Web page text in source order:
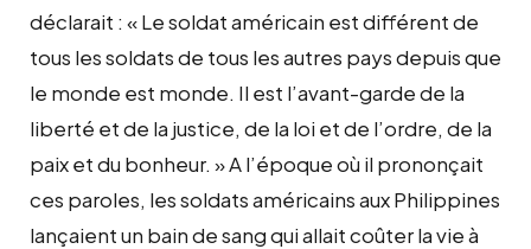
déclarait : « Le soldat américain est différent de
tous les soldats de tous les autres pays depuis que
le monde est monde. Il est l’avant-garde de la
liberté et de la justice, de la loi et de l’ordre, de la
paix et du bonheur. » A l’époque où il prononçait
ces paroles, les soldats américains aux Philippines
lançaient un bain de sang qui allait coûter la vie à